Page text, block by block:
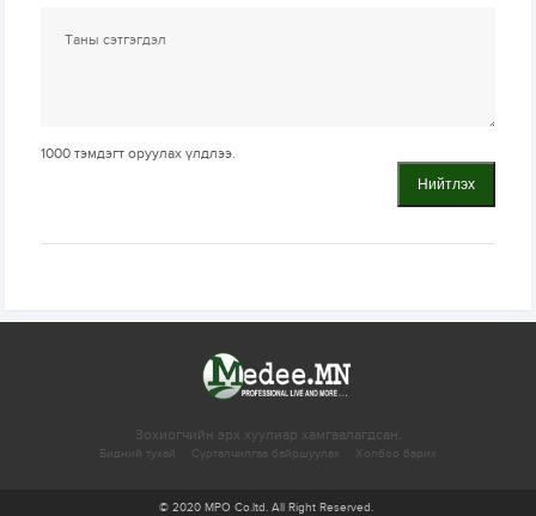
1000 тэмдэгт оруулах үлдлээ.
Нийтлэх
Зохиогчийн эрх хуулиар хамгаалагдсан.
Бидний тухай Сурталчилгаа байршуулах Холбоо барих
© 2020 MPO Co.ltd. All Right Reserved.